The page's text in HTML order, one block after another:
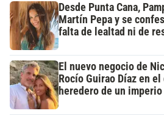
Desde Punta Cana,
Martín Pepa y se
falta de lealtad ni de
El nuevo negocio de
Rocío Guirao Díaz en
heredero de un